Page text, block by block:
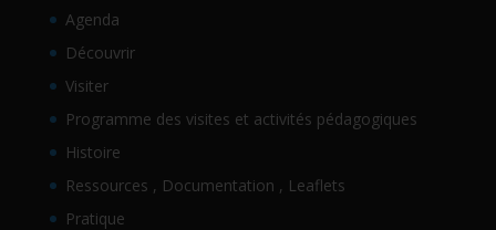
Agenda
Découvrir
Visiter
Programme des visites et activités pédagogiques
Histoire
Ressources , Documentation , Leaflets
Pratique